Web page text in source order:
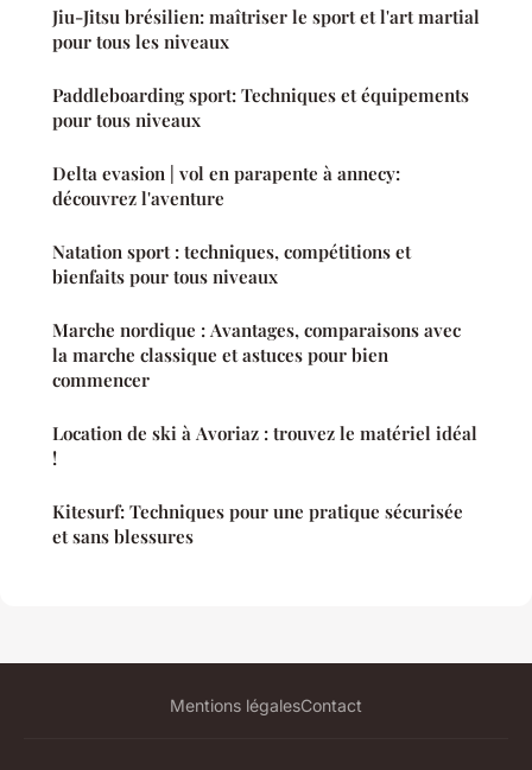
Jiu-Jitsu brésilien: maîtriser le sport et l'art martial
pour tous les niveaux
Paddleboarding sport: Techniques et équipements
pour tous niveaux
Delta evasion | vol en parapente à annecy:
découvrez l'aventure
Natation sport : techniques, compétitions et
bienfaits pour tous niveaux
Marche nordique : Avantages, comparaisons avec
la marche classique et astuces pour bien
commencer
Location de ski à Avoriaz : trouvez le matériel idéal
!
Kitesurf: Techniques pour une pratique sécurisée
et sans blessures
Mentions légalesContact